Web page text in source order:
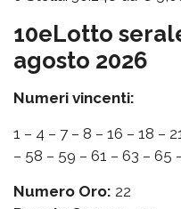
10eLotto
agosto 2026
Numeri vincenti:
1 – 4 – 7 – 8 – 16 – 18 –
– 58 – 59 – 61 – 63 – 65
Numero Oro: 22